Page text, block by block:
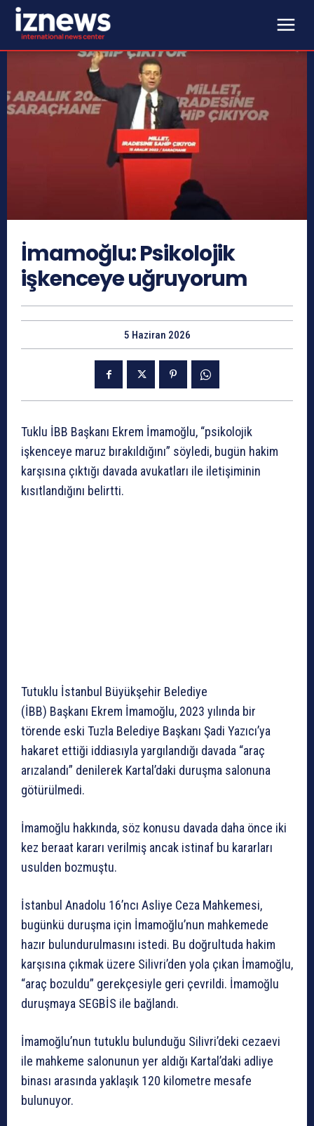
İmamoğlu: Psikolojik
işkenceye uğruyorum
5 Haziran 2026
Tuklu İBB Başkanı Ekrem İmamoğlu, “psikolojik
işkenceye maruz bırakıldığını” söyledi, bugün hakim
karşısına çıktığı davada avukatları ile iletişiminin
kısıtlandığını belirtti.
Tutuklu İstanbul Büyükşehir Belediye
(İBB) Başkanı Ekrem İmamoğlu, 2023 yılında bir
törende eski Tuzla Belediye Başkanı Şadi Yazıcı’ya
hakaret ettiği iddiasıyla yargılandığı davada “araç
arızalandı” denilerek Kartal’daki duruşma salonuna
götürülmedi.
İmamoğlu hakkında, söz konusu davada daha önce iki
kez beraat kararı verilmiş ancak istinaf bu kararları
usulden bozmuştu.
İstanbul Anadolu 16’ncı Asliye Ceza Mahkemesi,
bugünkü duruşma için İmamoğlu’nun mahkemede
hazır bulundurulmasını istedi. Bu doğrultuda hakim
karşısına çıkmak üzere Silivri’den yola çıkan İmamoğlu,
“araç bozuldu” gerekçesiyle geri çevrildi. İmamoğlu
duruşmaya SEGBİS ile bağlandı.
İmamoğlu’nun tutuklu bulunduğu Silivri’deki cezaevi
ile mahkeme salonunun yer aldığı Kartal’daki adliye
binası arasında yaklaşık 120 kilometre mesafe
bulunuyor.